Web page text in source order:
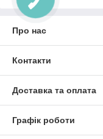
Про нас
Контакти
Доставка та оплата
Графік роботи